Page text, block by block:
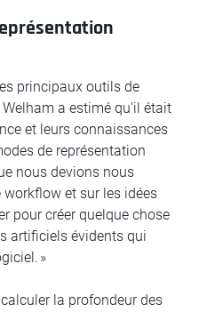
principaux outils de
a estimé qu'il était
et leurs connaissances
de représentation
nous devions nous
et sur les idées
pour créer quelque chose
artificiels évidents qui
»
la profondeur des